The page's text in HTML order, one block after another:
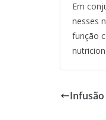
Em
nesses
função
Infusão